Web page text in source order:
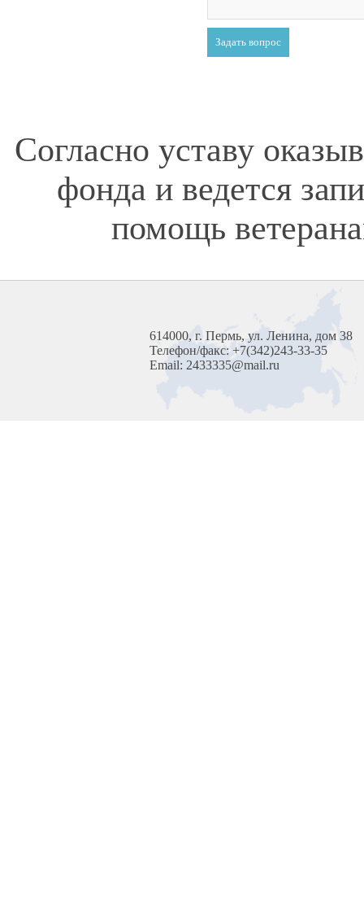
Согласно уставу
фонда и ведется
помощь
614000, г. Пермь, ул. Ленина, дом 38
Телефон/факс: +7(342)243-33-35
Email: 2433335@mail.ru